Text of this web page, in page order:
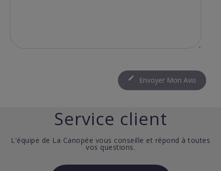
 Envoyer Mon Avis
Service client
L'équipe de La Canopée vous conseille et répond à toutes
vos questions.